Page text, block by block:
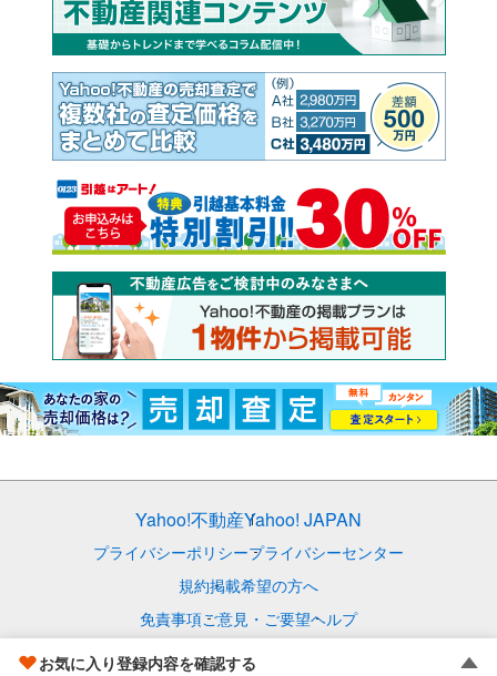
お気に入り登録内容を確認する
Yahoo!不動産Yahoo! JAPAN
プライバシーポリシープライバシーセンター
規約掲載希望の方へ
免責事項ご意見・ご要望ヘルプ
© LY Corporation